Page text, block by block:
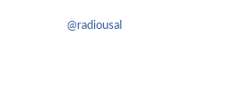
@radiousal